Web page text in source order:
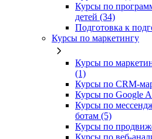
Курсы по
детей (34)
Подготовка к
Курсы по маркетингу
Курсы по
(1)
Курсы по CRM-
Курсы по Google
Курсы по
ботам (5)
Курсы по